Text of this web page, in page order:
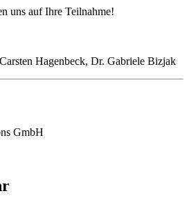
uns auf Ihre Teilnahme!
Hagenbeck, Dr. Gabriele Bizjak
GmbH